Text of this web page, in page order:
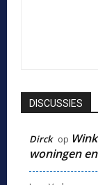
DISCUSSIES
Dirck op
woningen